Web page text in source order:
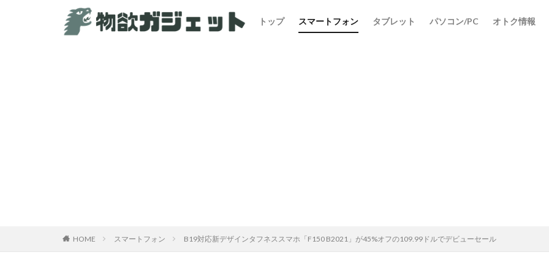
トップ スマートフォン タブレット パソコン/PC オトク情報
HOME スマートフォン B19対応新デザインタフネススマホ「F150 B2021」が45%オフの109.99ドルでデビューセール